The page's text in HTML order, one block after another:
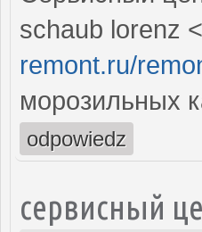
schaub lorenz
remont.ru/
морозильных
odpowiedz
сервисный